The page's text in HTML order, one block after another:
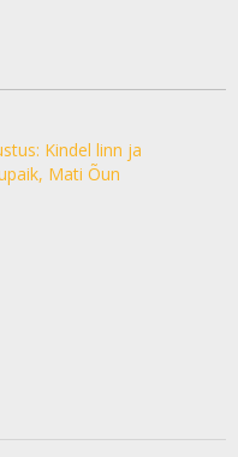
Kindel linn ja
Mati Õun